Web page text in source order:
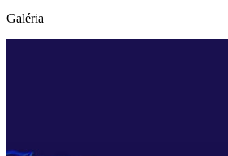
Galéria